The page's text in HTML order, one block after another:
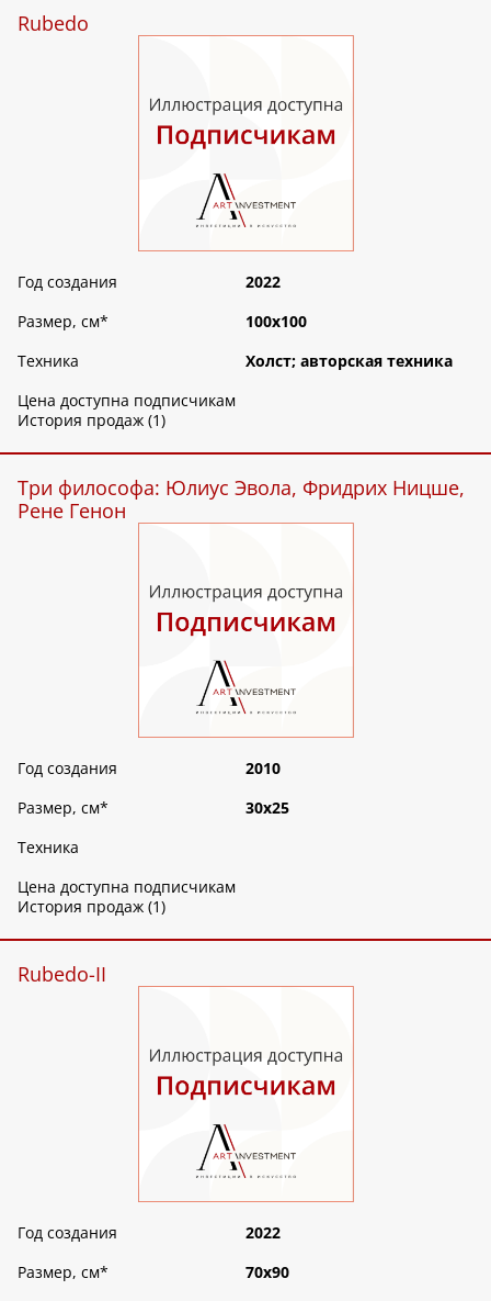
Rubedo
Год создания
2022
Размер, см*
100х100
Техника
Холст; авторская техника
Цена доступна подписчикам
История продаж (1)
Три философа: Юлиус Эвола, Фридрих Ницше,
Рене Генон
Год создания
2010
Размер, см*
30х25
Техника
Цена доступна подписчикам
История продаж (1)
Rubedo-II
Год создания
2022
Размер, см*
70х90